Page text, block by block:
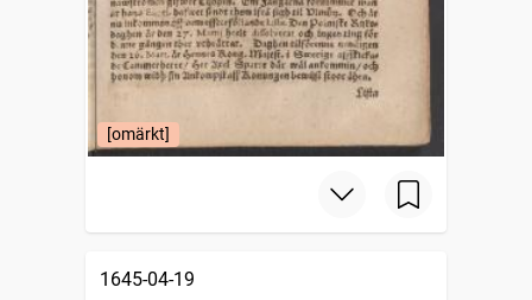
[omärkt]
1645-04-19